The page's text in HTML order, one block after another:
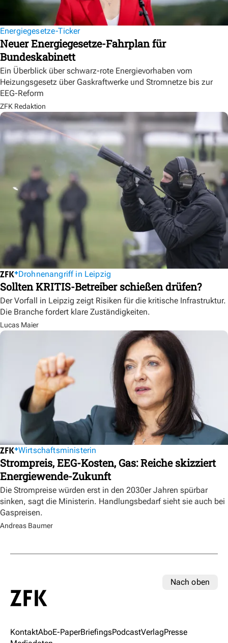
Energiegesetze-Ticker
Neuer Energiegesetze-Fahrplan für
Bundeskabinett
Ein Überblick über schwarz-rote Energievorhaben vom
Heizungsgesetz über Gaskraftwerke und Stromnetze bis zur
EEG-Reform
ZFK Redaktion
Drohnenangriff in Leipzig
Sollten KRITIS-Betreiber schießen drüfen?
Der Vorfall in Leipzig zeigt Risiken für die kritische Infrastruktur.
Die Branche fordert klare Zuständigkeiten.
Lucas Maier
Wirtschaftsministerin
Strompreis, EEG-Kosten, Gas: Reiche skizziert
Energiewende-Zukunft
Die Strompreise würden erst in den 2030er Jahren spürbar
sinken, sagt die Ministerin. Handlungsbedarf sieht sie auch bei
Gaspreisen.
Andreas Baumer
Nach oben
KontaktAboE-PaperBriefingsPodcastVerlagPresse